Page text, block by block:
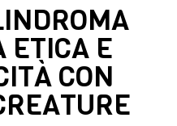
ETICA E
CON